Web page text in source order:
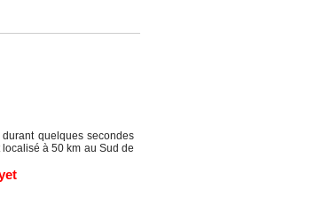
quelques secondes
à 50 km au Sud de